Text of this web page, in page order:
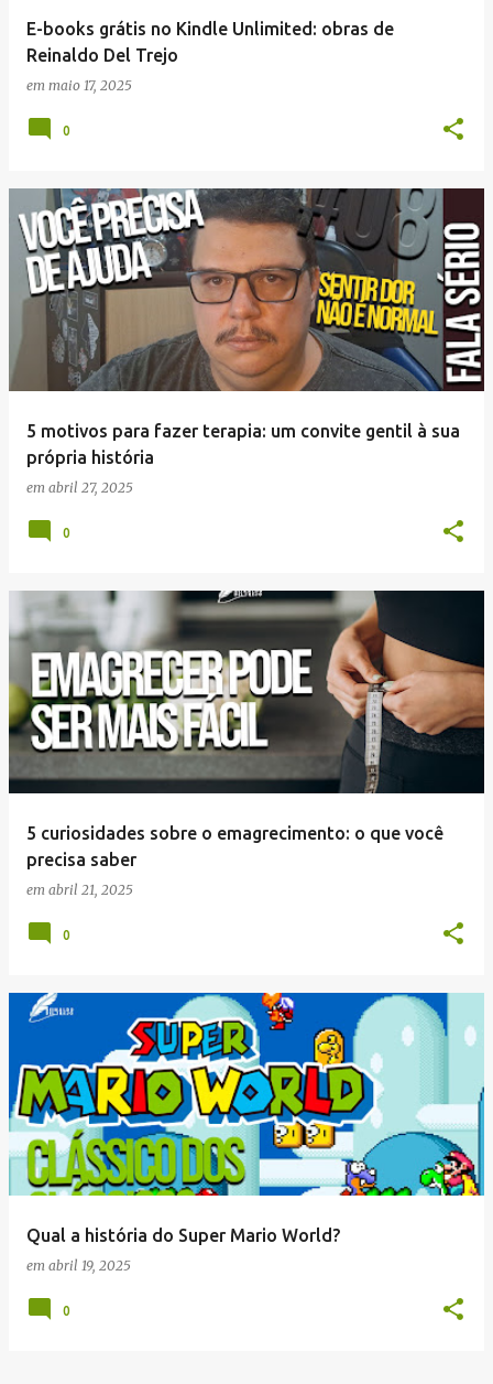
E-books grátis no Kindle Unlimited: obras de
Reinaldo Del Trejo
em maio 17, 2025
0
5 motivos para fazer terapia: um convite gentil à sua
própria história
em abril 27, 2025
0
5 curiosidades sobre o emagrecimento: o que você
precisa saber
em abril 21, 2025
0
Qual a história do Super Mario World?
em abril 19, 2025
0